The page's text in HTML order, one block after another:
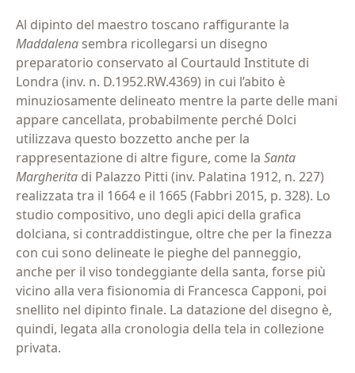
Al dipinto del maestro toscano raffigurante la
Maddalena sembra ricollegarsi un disegno
preparatorio conservato al Courtauld Institute di
Londra (inv. n. D.1952.RW.4369) in cui l’abito è
minuziosamente delineato mentre la parte delle mani
appare cancellata, probabilmente perché Dolci
utilizzava questo bozzetto anche per la
rappresentazione di altre figure, come la Santa
Margherita di Palazzo Pitti (inv. Palatina 1912, n. 227)
realizzata tra il 1664 e il 1665 (Fabbri 2015, p. 328). Lo
studio compositivo, uno degli apici della grafica
dolciana, si contraddistingue, oltre che per la finezza
con cui sono delineate le pieghe del panneggio,
anche per il viso tondeggiante della santa, forse più
vicino alla vera fisionomia di Francesca Capponi, poi
snellito nel dipinto finale. La datazione del disegno è,
quindi, legata alla cronologia della tela in collezione
privata.